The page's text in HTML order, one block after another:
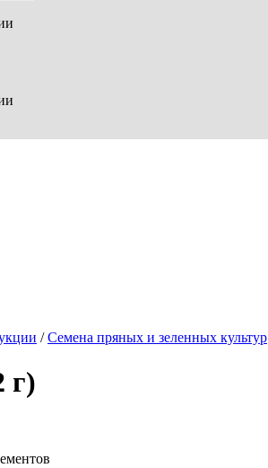
/Семена пряных и зеленных культур
г)